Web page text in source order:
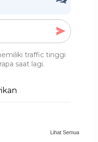
traffic tinggi
saat lagi.
Lihat Semua